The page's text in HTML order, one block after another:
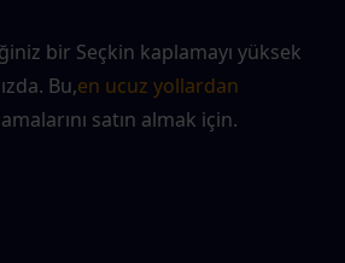
bir Seçkin kaplamayı yüksek
Bu,en ucuz yollardan
satın almak için.